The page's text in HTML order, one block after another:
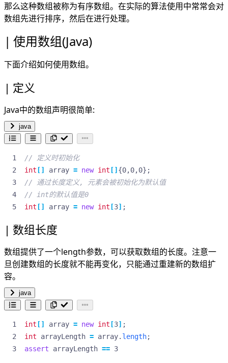
那么这种数组被称为有序数组。在实际的算法使用中常常会对
数组先进行排序，然后在进行处理。
使用数组(Java)
下面介绍如何使用数组。
定义
Java中的数组声明很简单:
java
// 定义时初始化
int [] array = new int [] {0,0,0};
// 通过长度定义, 元素会被初始化为默认值
// int的默认值是0
int [] array = new int [3] ;
数组长度
数组提供了一个length参数，可以获取数组的长度。注意一
旦创建数组的长度就不能再变化，只能通过重建新的数组扩
容。
java
int [] array = new int [3] ;
int
arrayLength = array. length;
assert
arrayLength == 3